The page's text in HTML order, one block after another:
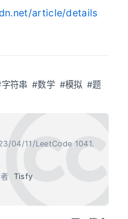
article/details
符串 #数学 #模拟 #题
04/11/LeetCode 1041.
Tisfy